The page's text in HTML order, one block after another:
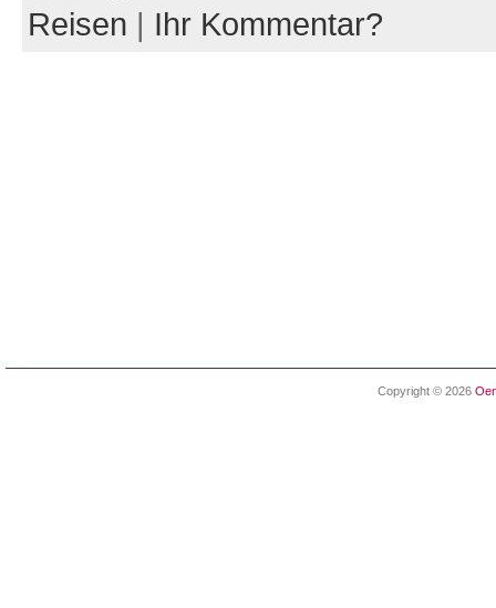
Reisen | Ihr Kommentar?
Copyright © 2026